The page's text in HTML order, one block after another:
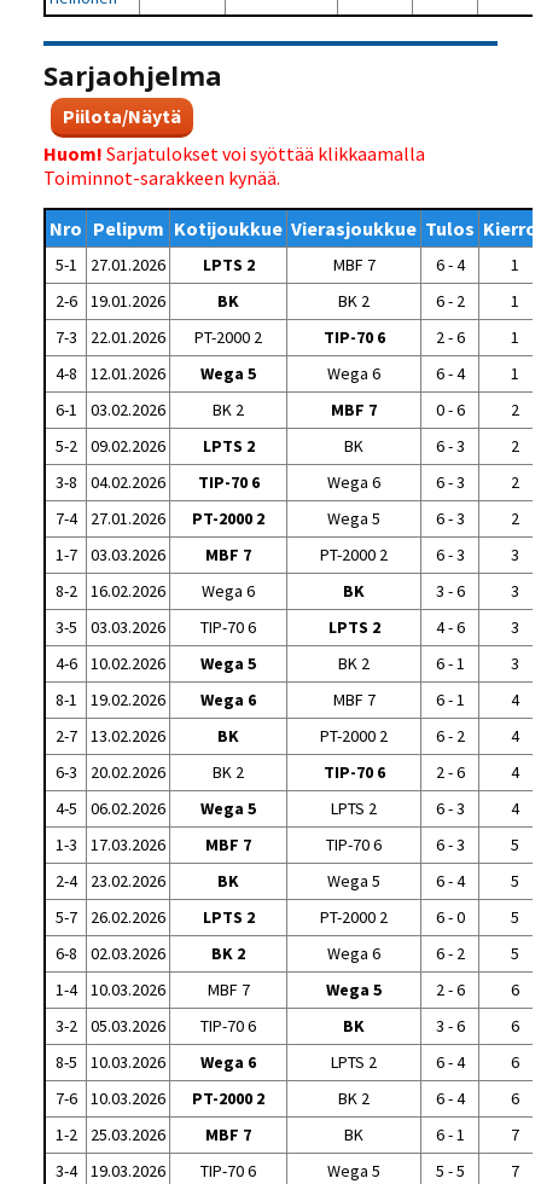
Sarjaohjelma
Piilota/Näytä
Huom! Sarjatulokset voi syöttää klikkaamalla
Toiminnot-sarakkeen kynää.
Nro Pelipvm Kotijoukkue Vierasjoukkue Tulos
5-1 27.01.2026 LPTS 2 MBF 7 6 - 4
1
2-6
19.01.2026 BK BK 2 6 - 2
1
7-3
22.01.2026 PT-2000 2 TIP-70 6 2 - 6
1
4-8
12.01.2026 Wega 5 Wega 6 6 - 4
1
6-1
03.02.2026 BK 2 MBF 7 0 - 6
2
5-2
09.02.2026 LPTS 2 BK 6 - 3
2
3-8
04.02.2026 TIP-70 6 Wega 6 6 - 3
2
7-4
27.01.2026 PT-2000 2 Wega 5 6 - 3
2
1-7
03.03.2026 MBF 7 PT-2000 2 6 - 3
3
8-2
16.02.2026 Wega 6 BK 3 - 6
3
3-5
03.03.2026 TIP-70 6 LPTS 2 4 - 6
3
4-6
10.02.2026 Wega 5 BK 2 6 - 1
3
8-1
19.02.2026 Wega 6 MBF 7 6 - 1
4
2-7
13.02.2026 BK PT-2000 2 6 - 2
4
6-3
20.02.2026 BK 2 TIP-70 6 2 - 6
4
4-5
06.02.2026 Wega 5 LPTS 2 6 - 3
4
1-3
17.03.2026 MBF 7 TIP-70 6 6 - 3
5
2-4
23.02.2026 BK Wega 5 6 - 4
5
5-7
26.02.2026 LPTS 2 PT-2000 2 6 - 0
5
6-8
02.03.2026 BK 2 Wega 6 6 - 2
5
1-4
10.03.2026 MBF 7 Wega 5 2 - 6
6
3-2
05.03.2026 TIP-70 6 BK 3 - 6
6
8-5
10.03.2026 Wega 6 LPTS 2 6 - 4
6
7-6
10.03.2026 PT-2000 2 BK 2 6 - 4
6
1-2
25.03.2026 MBF 7 BK 6 - 1
7
3-4
19.03.2026 TIP-70 6 Wega 5 5 - 5
7